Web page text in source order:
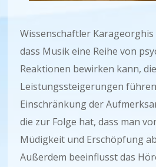
Wissenschaftler
dass Musik eine Reihe von
Reaktionen bewirken kann,
Leistungssteigerungen
Einschränkung der
die zur Folge hat, dass man
Müdigkeit und Erschöpfung
Außerdem beeinflusst das